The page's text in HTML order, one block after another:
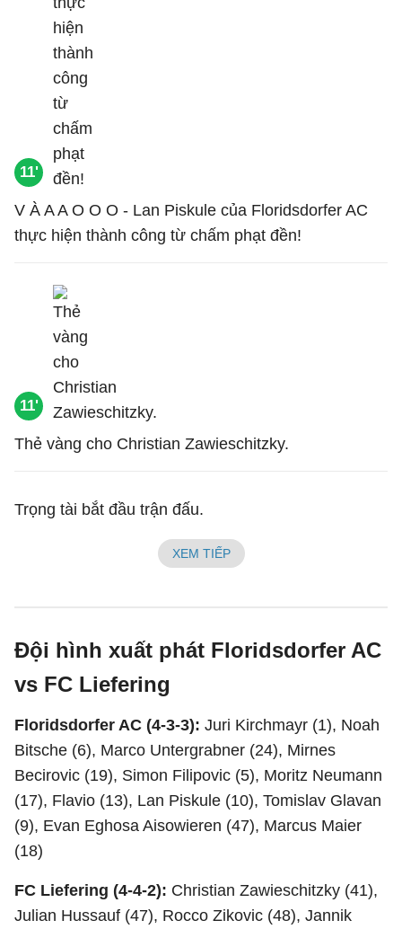
11'
V À A A O O O - Lan Piskule của Floridsdorfer AC
thực hiện thành công từ chấm phạt đền!
11'
Thẻ vàng cho Christian Zawieschitzky.
Trọng tài bắt đầu trận đấu.
XEM TIẾP
Đội hình xuất phát Floridsdorfer AC
vs FC Liefering
Floridsdorfer AC (4-3-3): Juri Kirchmayr (1), Noah
Bitsche (6), Marco Untergrabner (24), Mirnes
Becirovic (19), Simon Filipovic (5), Moritz Neumann
(17), Flavio (13), Lan Piskule (10), Tomislav Glavan
(9), Evan Eghosa Aisowieren (47), Marcus Maier
(18)
FC Liefering (4-4-2): Christian Zawieschitzky (41),
Julian Hussauf (47), Rocco Zikovic (48), Jannik